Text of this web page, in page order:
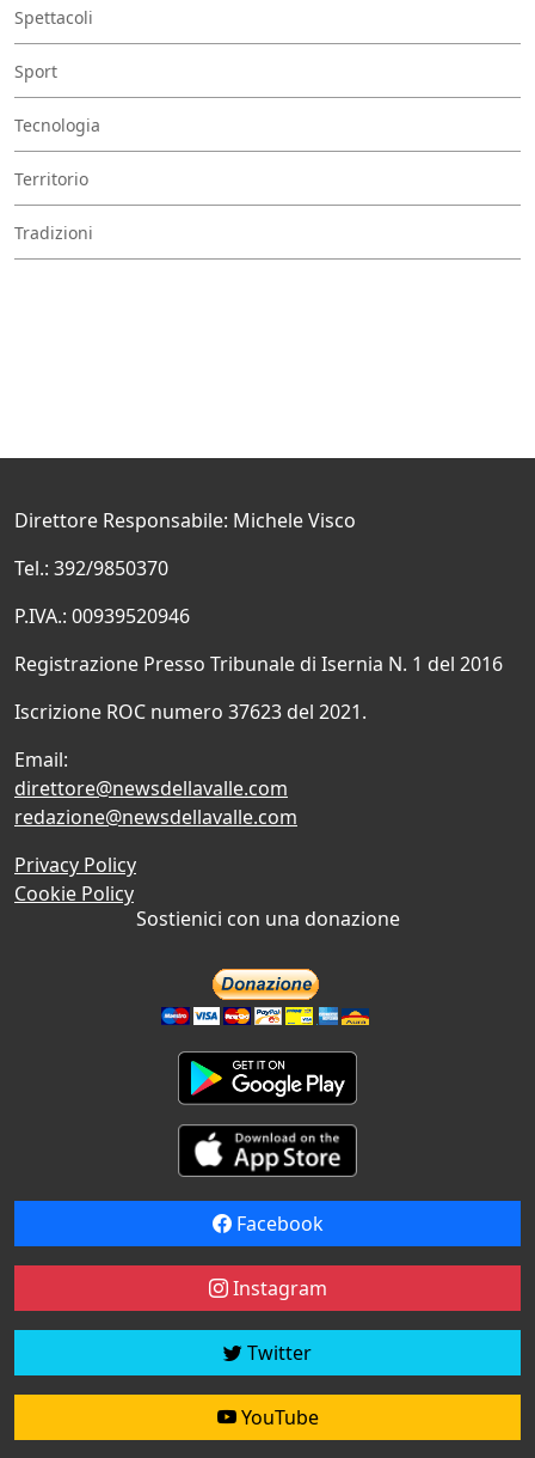
Spettacoli
Sport
Tecnologia
Territorio
Tradizioni
Direttore Responsabile: Michele Visco
Tel.: 392/9850370
P.IVA.: 00939520946
Registrazione Presso Tribunale di Isernia N. 1 del 2016
Iscrizione ROC numero 37623 del 2021.
Email:
direttore@newsdellavalle.com
redazione@newsdellavalle.com
Privacy Policy
Cookie Policy
Sostienici con una donazione
Facebook
Instagram
Twitter
YouTube